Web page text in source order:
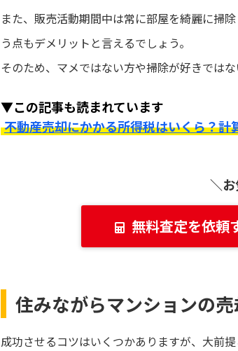
また、販売活動期間中は常に部屋を綺麗に掃
う点もデメリットと言えるでしょう。
そのため、マメではない方や掃除が好きでは
▼この記事も読まれています
不動産売却にかかる所得税はいくら？計
＼
無料査定を依頼
住みながらマンションの
成功させるコツはいくつかありますが、大前